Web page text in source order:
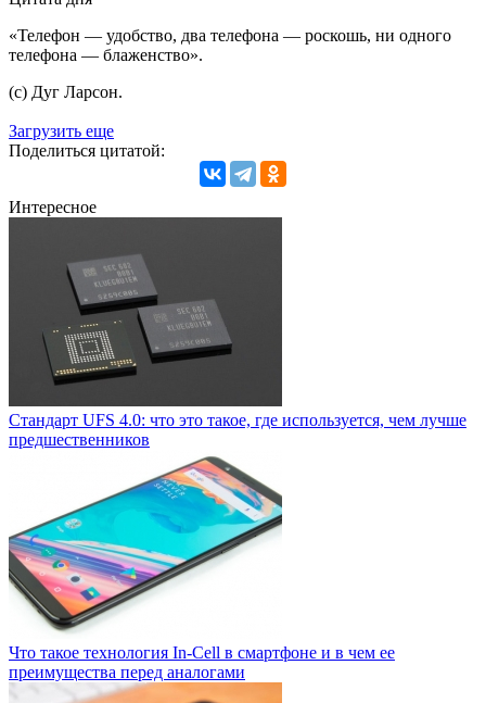
«Телефон — удобство, два телефона — роскошь, ни одного
телефона — блаженство».
(с) Дуг Ларсон.
Загрузить еще
Поделиться цитатой:
Интересное
Стандарт UFS 4.0: что это такое, где используется, чем лучше
предшественников
Что такое технология In-Cell в смартфоне и в чем ее
преимущества перед аналогами